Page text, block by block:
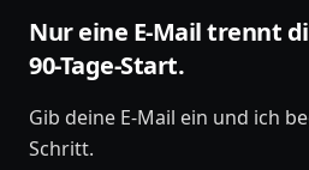
Nur eine E-Mail trennt
90-Tage-Start.
Gib deine E-Mail ein und ich
Schritt.